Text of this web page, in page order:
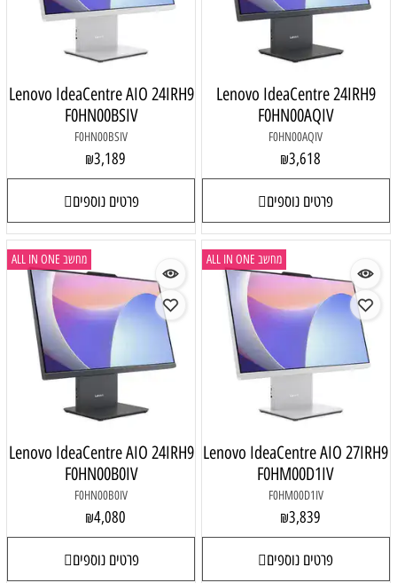
Lenovo IdeaCentre 24IRH9
F0HN00AQIV
F0HN00AQIV
₪3,618
פרטים נוספים
Lenovo IdeaCentre AIO 24IRH9
F0HN00BSIV
F0HN00BSIV
₪3,189
פרטים נוספים
מחשב ALL IN ONE
Lenovo IdeaCentre AIO 27IRH9
F0HM00D1IV
F0HM00D1IV
₪3,839
פרטים נוספים
מחשב ALL IN ONE
Lenovo IdeaCentre AIO 24IRH9
F0HN00B0IV
F0HN00B0IV
₪4,080
פרטים נוספים